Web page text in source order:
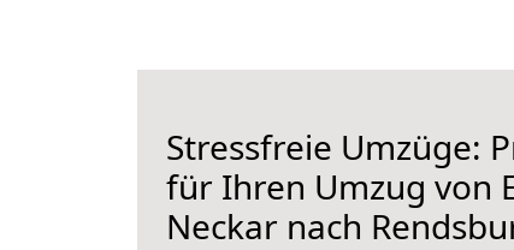
Stressfreie Umzüge:
für Ihren Umzug von
Neckar nach